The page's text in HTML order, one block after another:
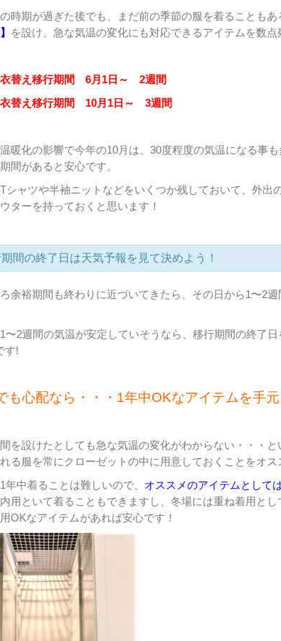
時期が過ぎた後でも、まだ前の季節の服を着ることも
を設け、急な気温の変化にも対応できるアイテムを数
替え移行期間 6月1日～ 2週間
替え移行期間 10月1日～ 3週間
暖化の影響で今年の10月は、30度程度の気温になる事
間があると安心です。
シャツや半袖ニットなどをいくつか残しておいて、外出
ターを持っておくと思います！
間の終了日は天気予報を見て決めよう！
余裕期間も終わりに近づいてきたら、その日から1〜2
〜2週間の気温が安定していそうなら、移行期間の終了
す!
も心配なら・・・1年中OKなアイテムを手
を設けたとしても急な気温の変化がわからない・・・
る服を常にクローゼットの中に用意しておくことをオス
年中着ることは難しいので、 オススメのアイテムとして
用といて着ることもできますし、冬場には重ね着用と
OKなアイテムがあれば安心です！